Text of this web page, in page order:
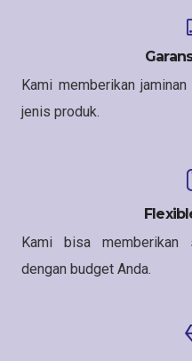
Kami memberikan
jenis produk.
Kami bisa
dengan budget Anda.